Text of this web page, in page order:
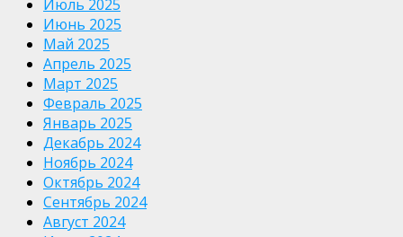
Июль 2025
Июнь 2025
Май 2025
Апрель 2025
Март 2025
Февраль 2025
Январь 2025
Декабрь 2024
Ноябрь 2024
Октябрь 2024
Сентябрь 2024
Август 2024